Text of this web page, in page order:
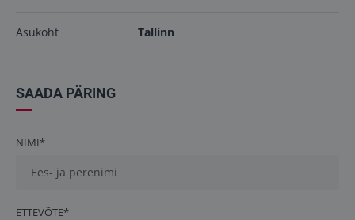
Asukoht Tallinn
SAADA PÄRING
NIMI*
ETTEVÕTE*